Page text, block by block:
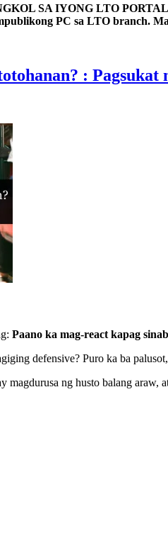
SA IYONG LTO PORTAL
PC sa LTO branch.
: Pagsukat
Paano ka mag-react kapag
defensive? Puro ka ba
ng husto balang